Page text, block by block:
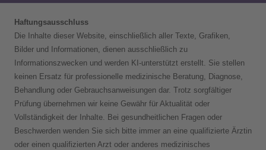
Haftungsausschluss
Die Inhalte dieser Website, einschließlich aller Texte, Grafiken,
Bilder und Informationen, dienen ausschließlich zu
Informationszwecken und werden KI-unterstützt erstellt. Sie stellen
keinen Ersatz für professionelle medizinische Beratung, Diagnose,
Behandlung oder Gebrauchsanweisungen dar. Trotz sorgfältiger
Prüfung übernehmen wir keine Gewähr für Aktualität oder
Vollständigkeit der Inhalte. Bei gesundheitlichen Fragen oder
Beschwerden wenden Sie sich bitte immer an eine qualifizierte Ärztin
oder einen qualifizierten Arzt oder anderes medizinisches